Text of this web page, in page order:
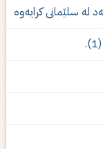
سلێمانی کرایەوە